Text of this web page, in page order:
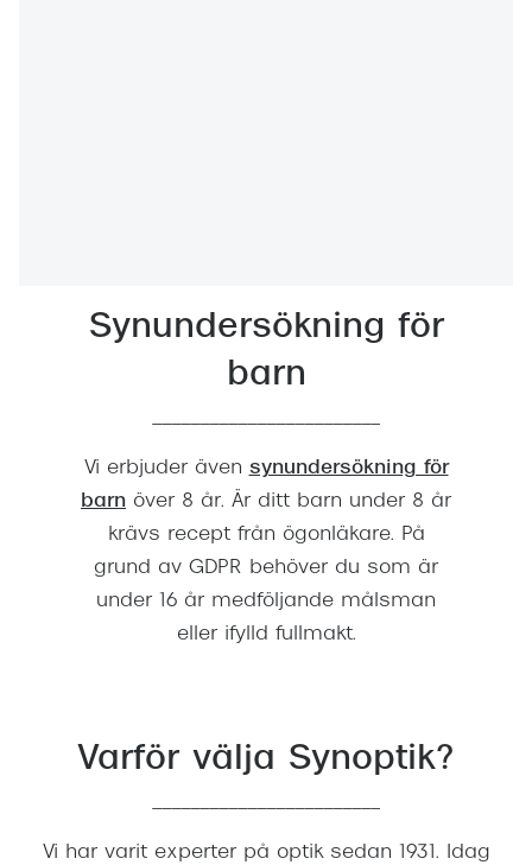
Synundersökning för
barn
Vi erbjuder även synundersökning för
barn över 8 år. Är ditt barn under 8 år
krävs recept från ögonläkare. På
grund av GDPR behöver du som är
under 16 år medföljande målsman
eller ifylld fullmakt.
Varför välja Synoptik?
Vi har varit experter på optik sedan 1931. Idag